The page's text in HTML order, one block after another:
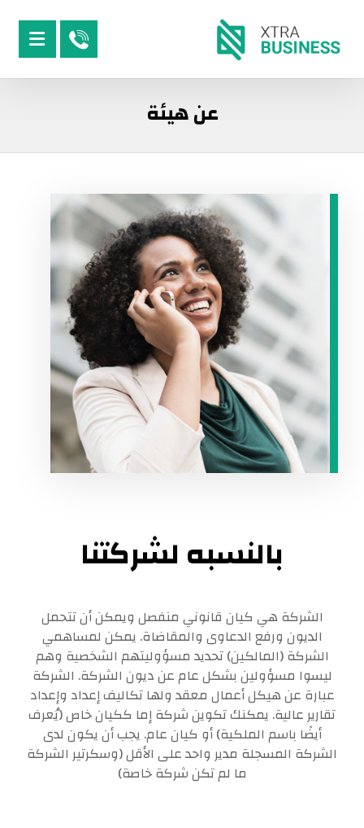
عن هيئة
بالنسبه لشركتنا
الشركة هي كيان قانوني منفصل ويمكن أن تتحمل
الديون ورفع الدعاوى والمقاضاة. يمكن لمساهمي
الشركة (المالكين) تحديد مسؤوليتهم الشخصية وهم
ليسوا مسؤولين بشكل عام عن ديون الشركة. الشركة
عبارة عن هيكل أعمال معقد ولها تكاليف إعداد وإعداد
تقارير عالية. يمكنك تكوين شركة إما ككيان خاص (يُعرف
أيضًا باسم الملكية) أو كيان عام. يجب أن يكون لدى
الشركة المسجلة مدير واحد على الأقل (وسكرتير الشركة
ما لم تكن شركة خاصة)